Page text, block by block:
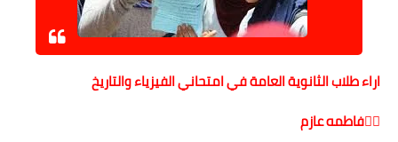
اراء طلاب الثانوية العامة في امتحاني الفيزياء والتاريخ
✍🏻فاطمه عازم